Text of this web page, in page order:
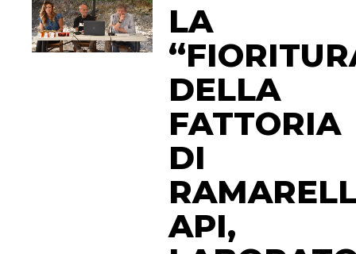
LA
DELLA
FATTORIA
DI
API,